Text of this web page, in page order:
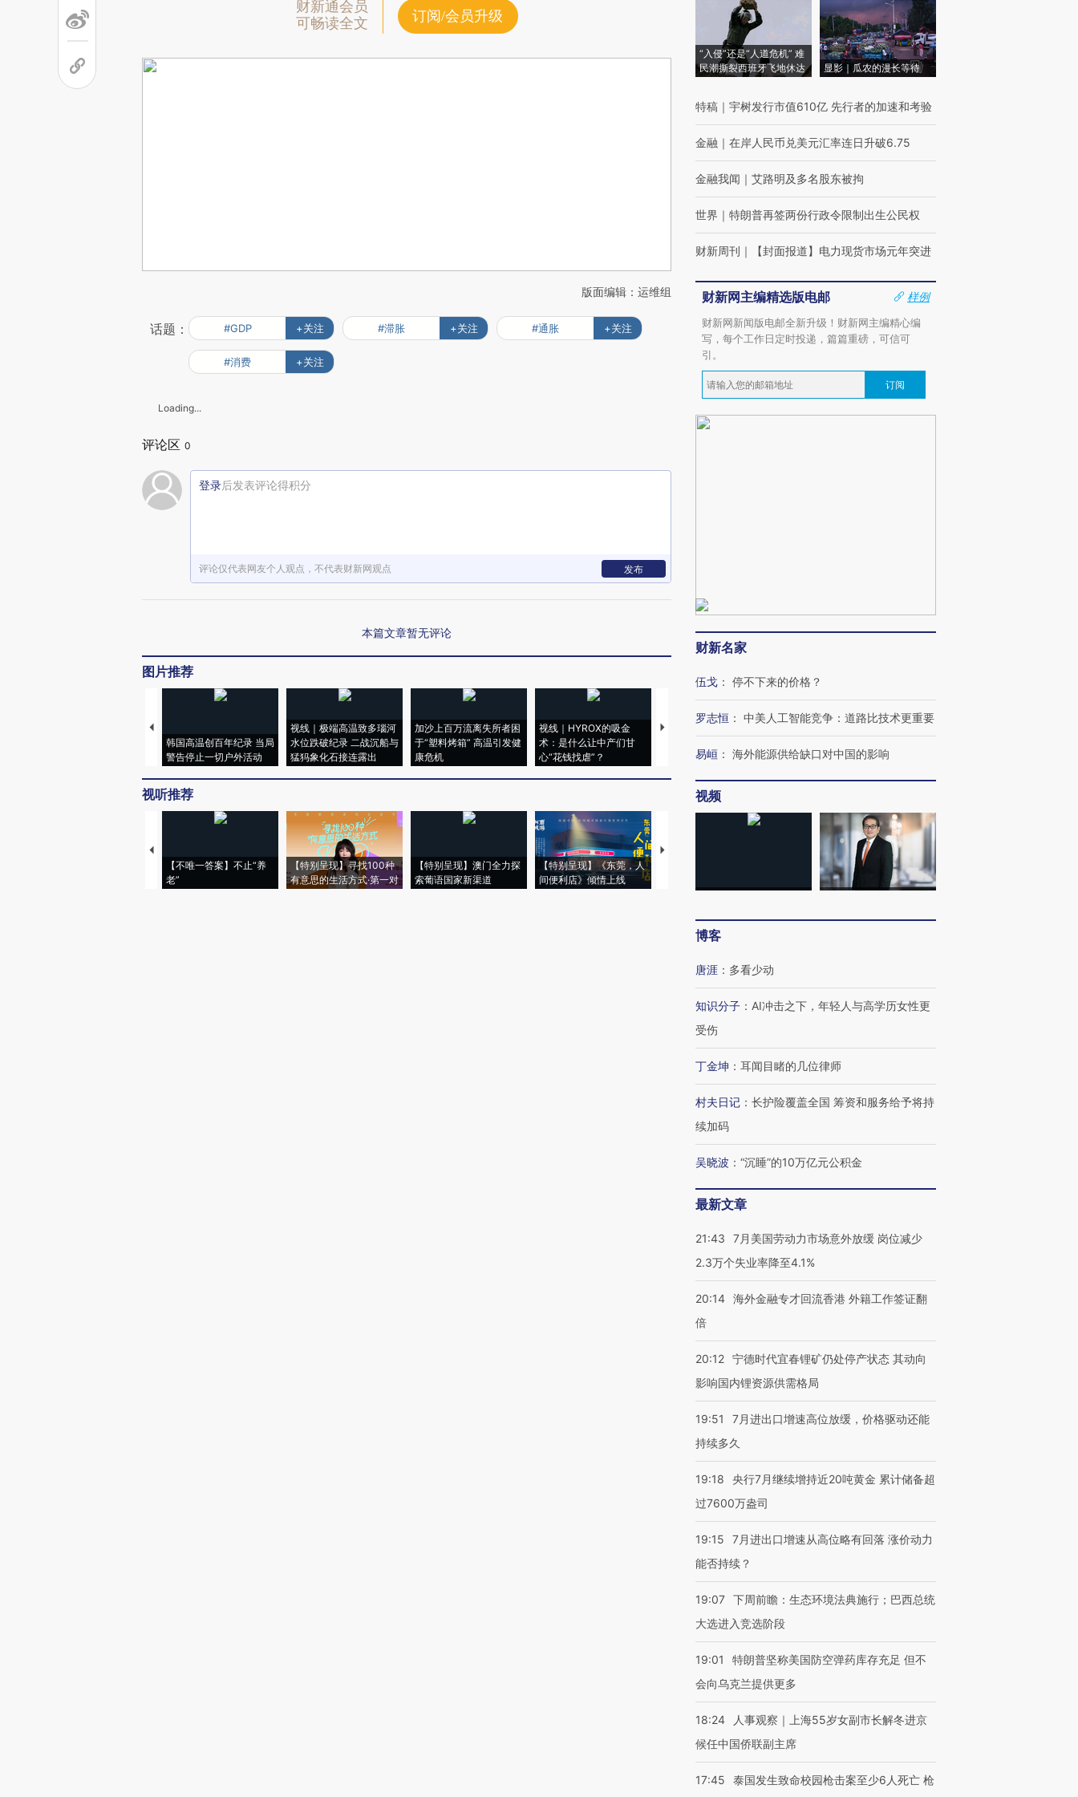
财新通会员
可畅读全文
订阅/会员升级
版面编辑：运维组
话题： #GDP +关注 #滞胀 +关注 #通胀 +关注
#消费 +关注
Loading...
评论区 0
登录后发表评论得积分
评论仅代表网友个人观点，不代表财新网观点 发布
本篇文章暂无评论
图片推荐
韩国高温创百年纪录 当局
警告停止一切户外活动
视线｜极端高温致多瑙河
水位跌破纪录 二战沉船与
猛犸象化石接连露出
加沙上百万流离失所者困
于“塑料烤箱” 高温引发健
康危机
视线｜HYROX的吸金
术：是什么让中产们甘
心“花钱找虐”？
马航飞行员跨国走私7万
育部长拱下台
视听推荐
【不唯一答案】不止“养
老”
【特别呈现】寻找100种
有意思的生活方式·第一对
【特别呈现】澳门全力探
索葡语国家新渠道
【特别呈现】《东莞，人
间便利店》倾情上线
【推广】走进第四届链博
【特别呈现】寻找100种
有意思的生活方式·第三对
CFO：不靠规模取胜，华
住三大增长引擎是什么？
“入侵”还是“人道危机” 难
民潮撕裂西班牙飞地休达
显影｜瓜农的漫长等待
特稿 ｜ 宇树发行市值610亿 先行者的加速和考验
金融 ｜ 在岸人民币兑美元汇率连日升破6.75
金融我闻 ｜ 艾路明及多名股东被拘
世界 ｜ 特朗普再签两份行政令限制出生公民权
财新周刊 ｜ 【封面报道】电力现货市场元年突进
财新网主编精选版电邮
样例
财新网新闻版电邮全新升级！财新网主编精心编
写，每个工作日定时投递，篇篇重磅，可信可
引。
订阅
财新名家
伍戈 ： 停不下来的价格？
罗志恒 ： 中美人工智能竞争：道路比技术更重要
易峘 ： 海外能源供给缺口对中国的影响
视频
博客
唐涯 ： 多看少动
知识分子 ： AI冲击之下，年轻人与高学历女性更
受伤
丁金坤 ： 耳闻目睹的几位律师
村夫日记 ： 长护险覆盖全国 筹资和服务给予将持
续加码
吴晓波 ： “沉睡”的10万亿元公积金
最新文章
21:43
7月美国劳动力市场意外放缓 岗位减少
2.3万个失业率降至4.1%
20:14 海外金融专才回流香港 外籍工作签证翻
倍
20:12 宁德时代宜春锂矿仍处停产状态 其动向
影响国内锂资源供需格局
19:51
7月进出口增速高位放缓，价格驱动还能
持续多久
19:18
央行7月继续增持近20吨黄金 累计储备超
过7600万盎司
19:15
7月进出口增速从高位略有回落 涨价动力
能否持续？
19:07 下周前瞻：生态环境法典施行；巴西总统
大选进入竞选阶段
19:01
特朗普坚称美国防空弹药库存充足 但不
会向乌克兰提供更多
18:24
人事观察｜上海55岁女副市长解冬进京
候任中国侨联副主席
17:45 泰国发生致命校园枪击案至少6人死亡 枪